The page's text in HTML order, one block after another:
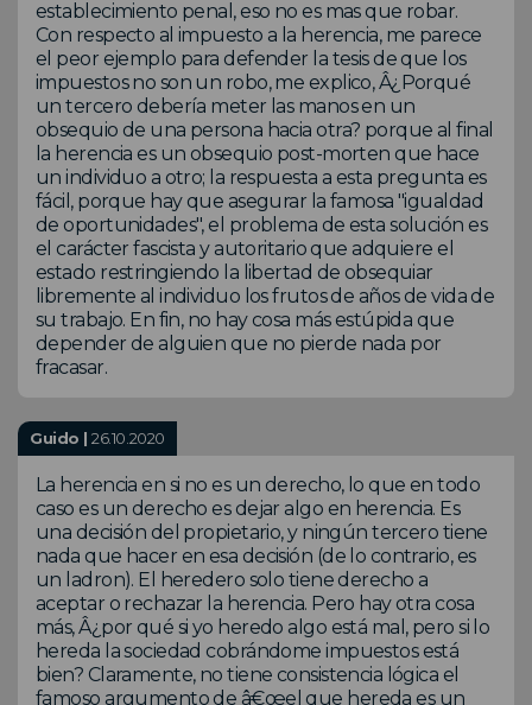
establecimiento penal, eso no es mas que robar.
Con respecto al impuesto a la herencia, me parece
el peor ejemplo para defender la tesis de que los
impuestos no son un robo, me explico, Â¿Porqué
un tercero debería meter las manos en un
obsequio de una persona hacia otra? porque al final
la herencia es un obsequio post-morten que hace
un individuo a otro; la respuesta a esta pregunta es
fácil, porque hay que asegurar la famosa "igualdad
de oportunidades", el problema de esta solución es
el carácter fascista y autoritario que adquiere el
estado restringiendo la libertad de obsequiar
libremente al individuo los frutos de años de vida de
su trabajo. En fin, no hay cosa más estúpida que
depender de alguien que no pierde nada por
fracasar.
Guido |26.10.2020
La herencia en si no es un derecho, lo que en todo
caso es un derecho es dejar algo en herencia. Es
una decisión del propietario, y ningún tercero tiene
nada que hacer en esa decisión (de lo contrario, es
un ladron). El heredero solo tiene derecho a
aceptar o rechazar la herencia. Pero hay otra cosa
más, Â¿por qué si yo heredo algo está mal, pero si lo
hereda la sociedad cobrándome impuestos está
bien? Claramente, no tiene consistencia lógica el
famoso argumento de â€œel que hereda es un